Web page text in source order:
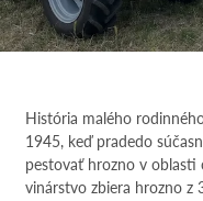
História malého
1945, keď pradedo
pestovať hrozno v oblasti
vinárstvo zbiera hrozno z